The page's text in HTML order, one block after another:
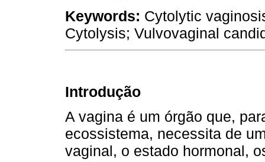
Keywords: Cytolytic
Cytolysis; Vulvovaginal
Introdução
A vagina é um órgão que,
ecossistema, necessita de
vaginal, o estado hormonal,